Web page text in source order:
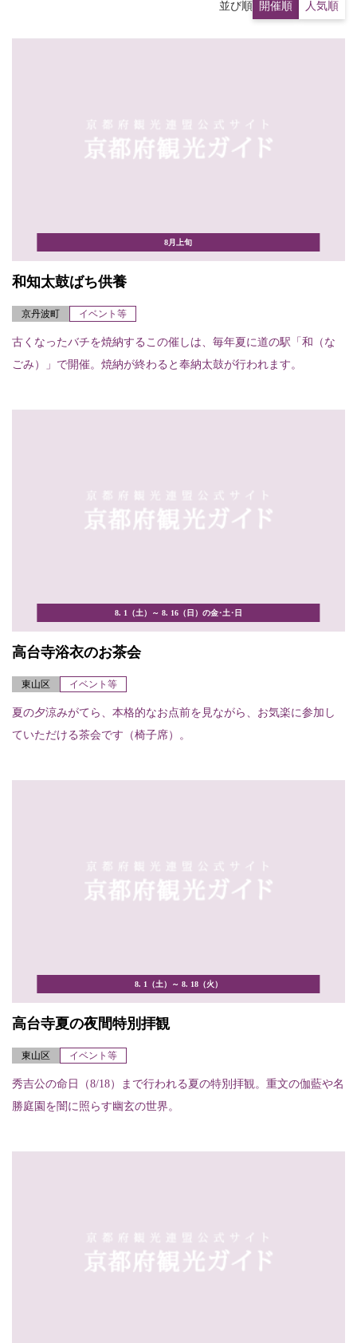
並び順 開催順 人気順
8月上旬
和知太鼓ばち供養
京丹波町 イベント等
古くなったバチを焼納するこの催しは、毎年夏に道の駅「和（な
ごみ）」で開催。焼納が終わると奉納太鼓が行われます。
8. 1（土）～ 8. 16（日）の金･土･日
高台寺浴衣のお茶会
東山区 イベント等
夏の夕涼みがてら、本格的なお点前を見ながら、お気楽に参加し
ていただける茶会です（椅子席）。
8. 1（土）～ 8. 18（火）
高台寺夏の夜間特別拝観
東山区 イベント等
秀吉公の命日（8/18）まで行われる夏の特別拝観。重文の伽藍や名
勝庭園を闇に照らす幽玄の世界。